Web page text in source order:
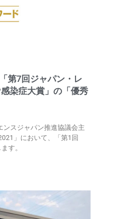
第7回ジャパン・レ
染症大賞」の「優秀
ンスジャパン推進協議会主
」において、「第1回
す。